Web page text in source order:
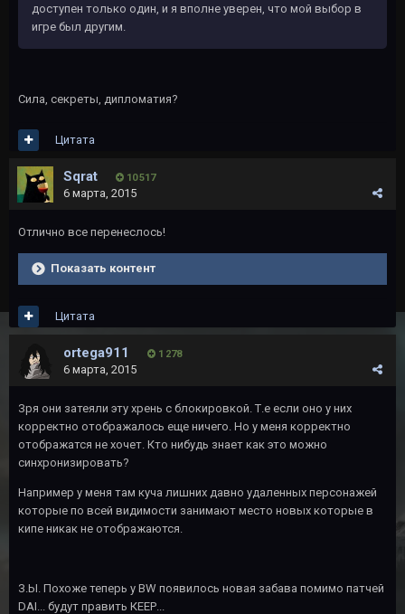
доступен только один, и я вполне уверен, что мой выбор в
игре был другим.
Сила, секреты, дипломатия?
Цитата
Sqrat 10 517
6 марта, 2015
Отлично все перенеслось!
Показать контент
Цитата
ortega911 1 278
6 марта, 2015
Зря они затеяли эту хрень с блокировкой. Т.е если оно у них
корректно отображалось еще ничего. Но у меня корректно
отображатся не хочет. Кто нибудь знает как это можно
синхронизировать?
Например у меня там куча лишних давно удаленных персонажей
которые по всей видимости занимают место новых которые в
кипе никак не отображаются.
З.Ы. Похоже теперь у BW появилось новая забава помимо патчей
DAI... будут править КЕЕР...